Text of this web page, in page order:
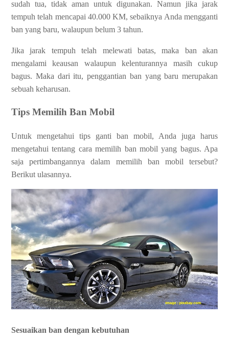
sudah tua, tidak aman untuk digunakan. Namun jika jarak
tempuh telah mencapai 40.000 KM, sebaiknya Anda mengganti
ban yang baru, walaupun belum 3 tahun.
Jika jarak tempuh telah melewati batas, maka ban akan
mengalami keausan walaupun kelenturannya masih cukup
bagus. Maka dari itu, penggantian ban yang baru merupakan
sebuah keharusan.
Tips Memilih Ban Mobil
Untuk mengetahui tips ganti ban mobil, Anda juga harus
mengetahui tentang cara memilih ban mobil yang bagus. Apa
saja pertimbangannya dalam memilih ban mobil tersebut?
Berikut ulasannya.
Sesuaikan ban dengan kebutuhan